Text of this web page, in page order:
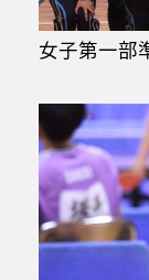
女子第一